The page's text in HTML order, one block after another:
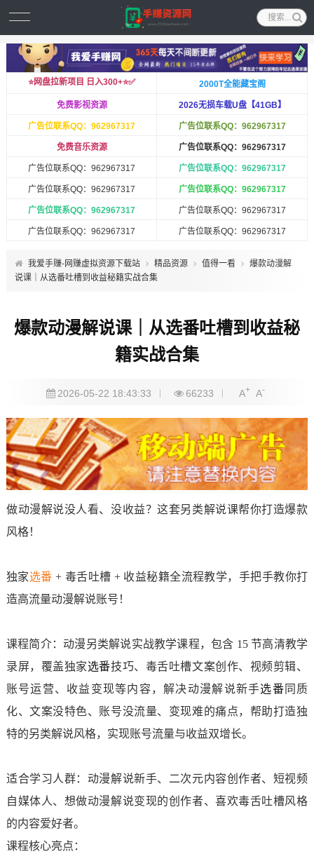
⭐️网盘拉新项目 日入300+⭐️✅ 2000T全能藏宝阁
免费影视资源 2026无损车载U盘【41GB】
广告位联系QQ：962967317 广告位联系QQ：962967317
免费音乐资源 广告位联系QQ：962967317
广告位联系QQ：962967317 广告位联系QQ：962967317
广告位联系QQ：962967317 广告位联系QQ：962967317
广告位联系QQ：962967317 广告位联系QQ：962967317
广告位联系QQ：962967317 广告位联系QQ：962967317
我爱手赚-网赚虚拟资源下载站 精品资源 值得一看
爆款动漫解
说课｜从选番吐槽到收益秘籍实战合集
爆款动漫解说课｜从选番吐槽到收益秘
籍实战合集
2026-05-22 18:43:33 66233 A+ A-
做动漫解说没人看、没收益？这套另类解说课帮你打造爆款
风格！
独家选番 + 毒舌吐槽 + 收益秘籍全流程教学，手把手教你打
造高流量动漫解说账号！
课程简介：动漫另类解说实战教学课程，包含 15 节高清教学
录屏，覆盖独家选番技巧、毒舌吐槽文案创作、视频剪辑、
账号运营、收益变现等内容，解决动漫解说新手选番 同质
化、文案没特色、账号没流量、变现难的痛点，帮助打造独
特的另类解说风格，实现账号流量与收益双增长。
适合学习人群：动漫解说新手、二次元内容创作者、短视频
自媒体人、想做动漫解说变现的创作者、喜欢毒舌吐槽风格
的内容爱好者。
课程核心亮点：